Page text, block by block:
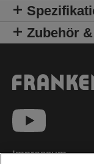
Zubehör
Impressum